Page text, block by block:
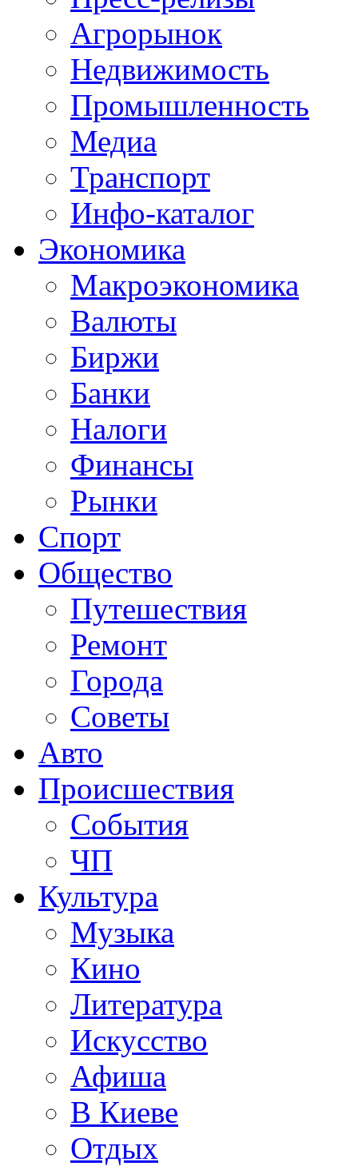
Агрорынок
Недвижимость
Промышленность
Медиа
Транспорт
Инфо-каталог
Экономика
Макроэкономика
Валюты
Биржи
Банки
Налоги
Финансы
Рынки
Спорт
Общество
Путешествия
Ремонт
Города
Советы
Авто
Происшествия
События
ЧП
Культура
Музыка
Кино
Литература
Искусство
Афиша
В Киеве
Отдых